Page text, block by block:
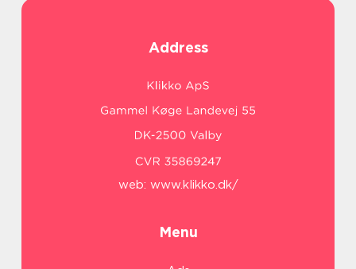
Address
web: www.klikko.dk/
Menu